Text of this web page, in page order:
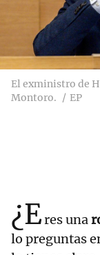
El exministro de
Montoro.
EP
¿Eres una
lo preguntas